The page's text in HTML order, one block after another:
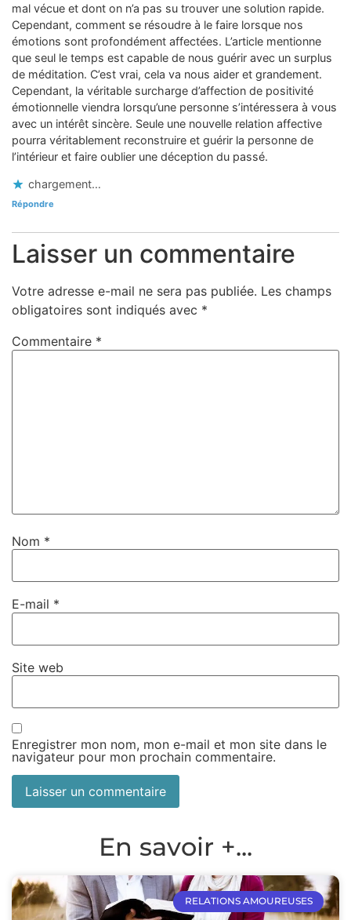
mal vécue et dont on n’a pas su trouver une solution rapide.
Cependant, comment se résoudre à le faire lorsque nos
émotions sont profondément affectées. L’article mentionne
que seul le temps est capable de nous guérir avec un surplus
de méditation. C’est vrai, cela va nous aider et grandement.
Cependant, la véritable surcharge d’affection de positivité
émotionnelle viendra lorsqu’une personne s’intéressera à vous
avec un intérêt sincère. Seule une nouvelle relation affective
pourra véritablement reconstruire et guérir la personne de
l’intérieur et faire oublier une déception du passé.
chargement…
Répondre
Laisser un commentaire
Votre adresse e-mail ne sera pas publiée. Les champs
obligatoires sont indiqués avec *
Commentaire *
Nom *
E-mail *
Site web
Enregistrer mon nom, mon e-mail et mon site dans le
navigateur pour mon prochain commentaire.
En savoir +...
RELATIONS AMOUREUSES